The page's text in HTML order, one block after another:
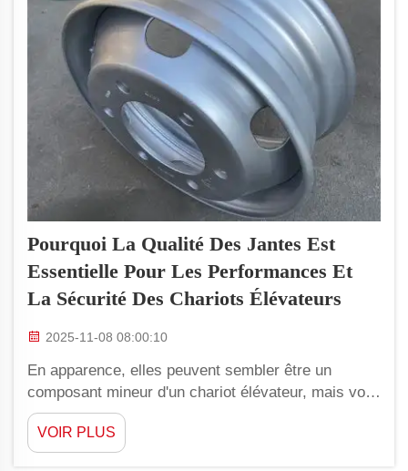
Pourquoi La Qualité Des Jantes Est
Essentielle Pour Les Performances Et
La Sécurité Des Chariots Élévateurs
2025-11-08 08:00:10
En apparence, elles peuvent sembler être un
composant mineur d'un chariot élévateur, mais vos
jantes jouent un rôle important en matière de
performance et de sécurité. Chez YAOLILAI, nous
comprenons l'importance de jantes de bonne qualité
VOIR PLUS